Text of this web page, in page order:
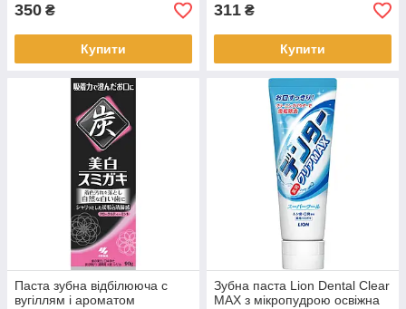
350 ₴
Купити
311 ₴
Купити
Паста зубна відбілююча c
вугіллям і ароматом
Зубна паста Lion Dental Clear
MAX з мікропудрою освіжна